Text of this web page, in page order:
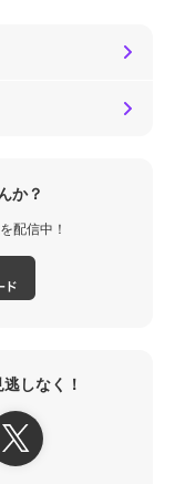
か？
配信中！
しなく！